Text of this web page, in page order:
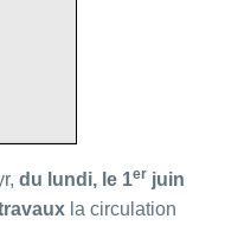
du lundi, le 1er juin
la circulation